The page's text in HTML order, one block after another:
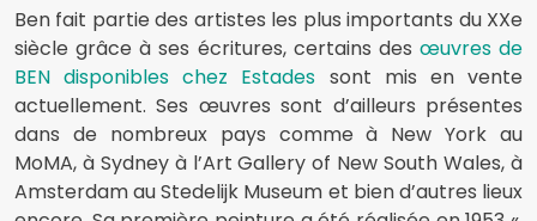
Ben fait partie des artistes les plus importants du XXe
siècle grâce à ses écritures, certains des œuvres de
BEN disponibles chez Estades sont mis en vente
actuellement. Ses œuvres sont d’ailleurs présentes
dans de nombreux pays comme à New York au
MoMA, à Sydney à l’Art Gallery of New South Wales, à
Amsterdam au Stedelijk Museum et bien d’autres lieux